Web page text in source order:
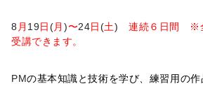
8 月 19日 (月 )〜24日 (土) 連続６日間 ※
受講できます。
PMの基本知識と技術を学び、練習用の作